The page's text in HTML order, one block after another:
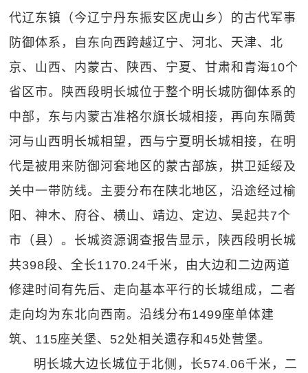
代辽东镇（今辽宁丹东振安区虎山乡）的古代军事
防御体系，自东向西跨越辽宁、河北、天津、北
京、山西、内蒙古、陕西、宁夏、甘肃和青海10个
省区市。陕西段明长城位于整个明长城防御体系的
中部，东与内蒙古准格尔旗长城相接，再向东隔黄
河与山西明长城相望，西与宁夏明长城相接，在明
代是被用来防御河套地区的蒙古部族，拱卫延绥及
关中一带防线。主要分布在陕北地区，沿途经过榆
阳、神木、府谷、横山、靖边、定边、吴起共7个
市（县）。长城资源调查报告显示，陕西段明长城
共398段、全长1170.24千米，由大边和二边两道
修建时间有先后、走向基本平行的长城组成，二者
走向均为东北向西南。沿线分布1499座单体建
筑、115座关堡、52处相关遗存和45处营堡。
明长城大边长城位于北侧，长574.06千米，二